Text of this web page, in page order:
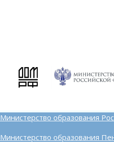
Министерство образования
Министерство образования